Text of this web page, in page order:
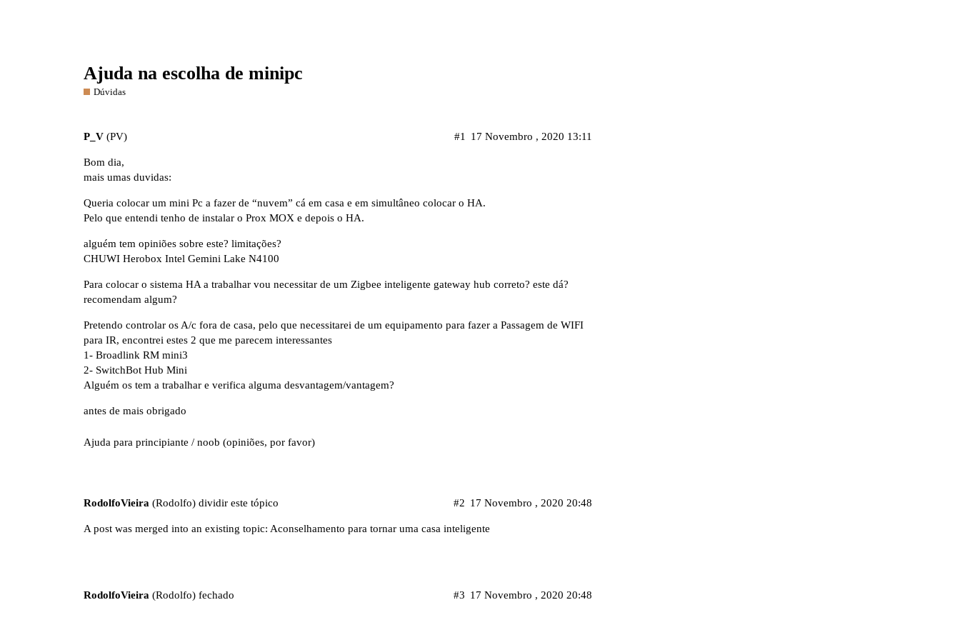
Ajuda na escolha de minipc
Dúvidas
P_V (PV) 17 Novembro , 2020 13:11
#1
Bom dia,
mais umas duvidas:
Queria colocar um mini Pc a fazer de “nuvem” cá em casa e em simultâneo colocar o HA.
Pelo que entendi tenho de instalar o Prox MOX e depois o HA.
alguém tem opiniões sobre este? limitações?
CHUWI Herobox Intel Gemini Lake N4100
Para colocar o sistema HA a trabalhar vou necessitar de um Zigbee inteligente gateway hub correto? este dá?
recomendam algum?
Pretendo controlar os A/c fora de casa, pelo que necessitarei de um equipamento para fazer a Passagem de WIFI
para IR, encontrei estes 2 que me parecem interessantes
1- Broadlink RM mini3
2- SwitchBot Hub Mini
Alguém os tem a trabalhar e verifica alguma desvantagem/vantagem?
antes de mais obrigado
Ajuda para principiante / noob (opiniões, por favor)
RodolfoVieira (Rodolfo) dividir este tópico 17 Novembro , 2020 20:48
#2
A post was merged into an existing topic: Aconselhamento para tornar uma casa inteligente
RodolfoVieira (Rodolfo) fechado 17 Novembro , 2020 20:48
#3